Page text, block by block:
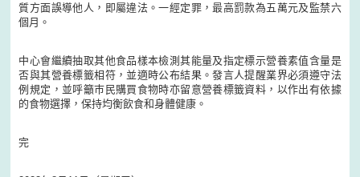
質方面誤導他人，即屬違法。一經定罪，最高罰款為五萬元及監禁六
個月。
中心會繼續抽取其他食品樣本檢測其能量及指定標示營養素值含量是
否與其營養標籤相符，並適時公布結果。發言人提醒業界必須遵守法
例規定，並呼籲巿民購買食物時亦留意營養標籤資料，以作出有依據
的食物選擇，保持均衡飲食和身體健康。
完